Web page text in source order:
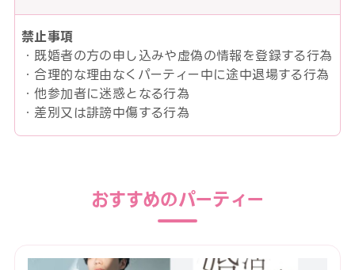
禁止事項
・既婚者の方の申し込みや虚偽の情報を登録する行為
・合理的な理由なくパーティー中に途中退場する行為
・他参加者に迷惑となる行為
・差別又は誹謗中傷する行為
おすすめのパーティー